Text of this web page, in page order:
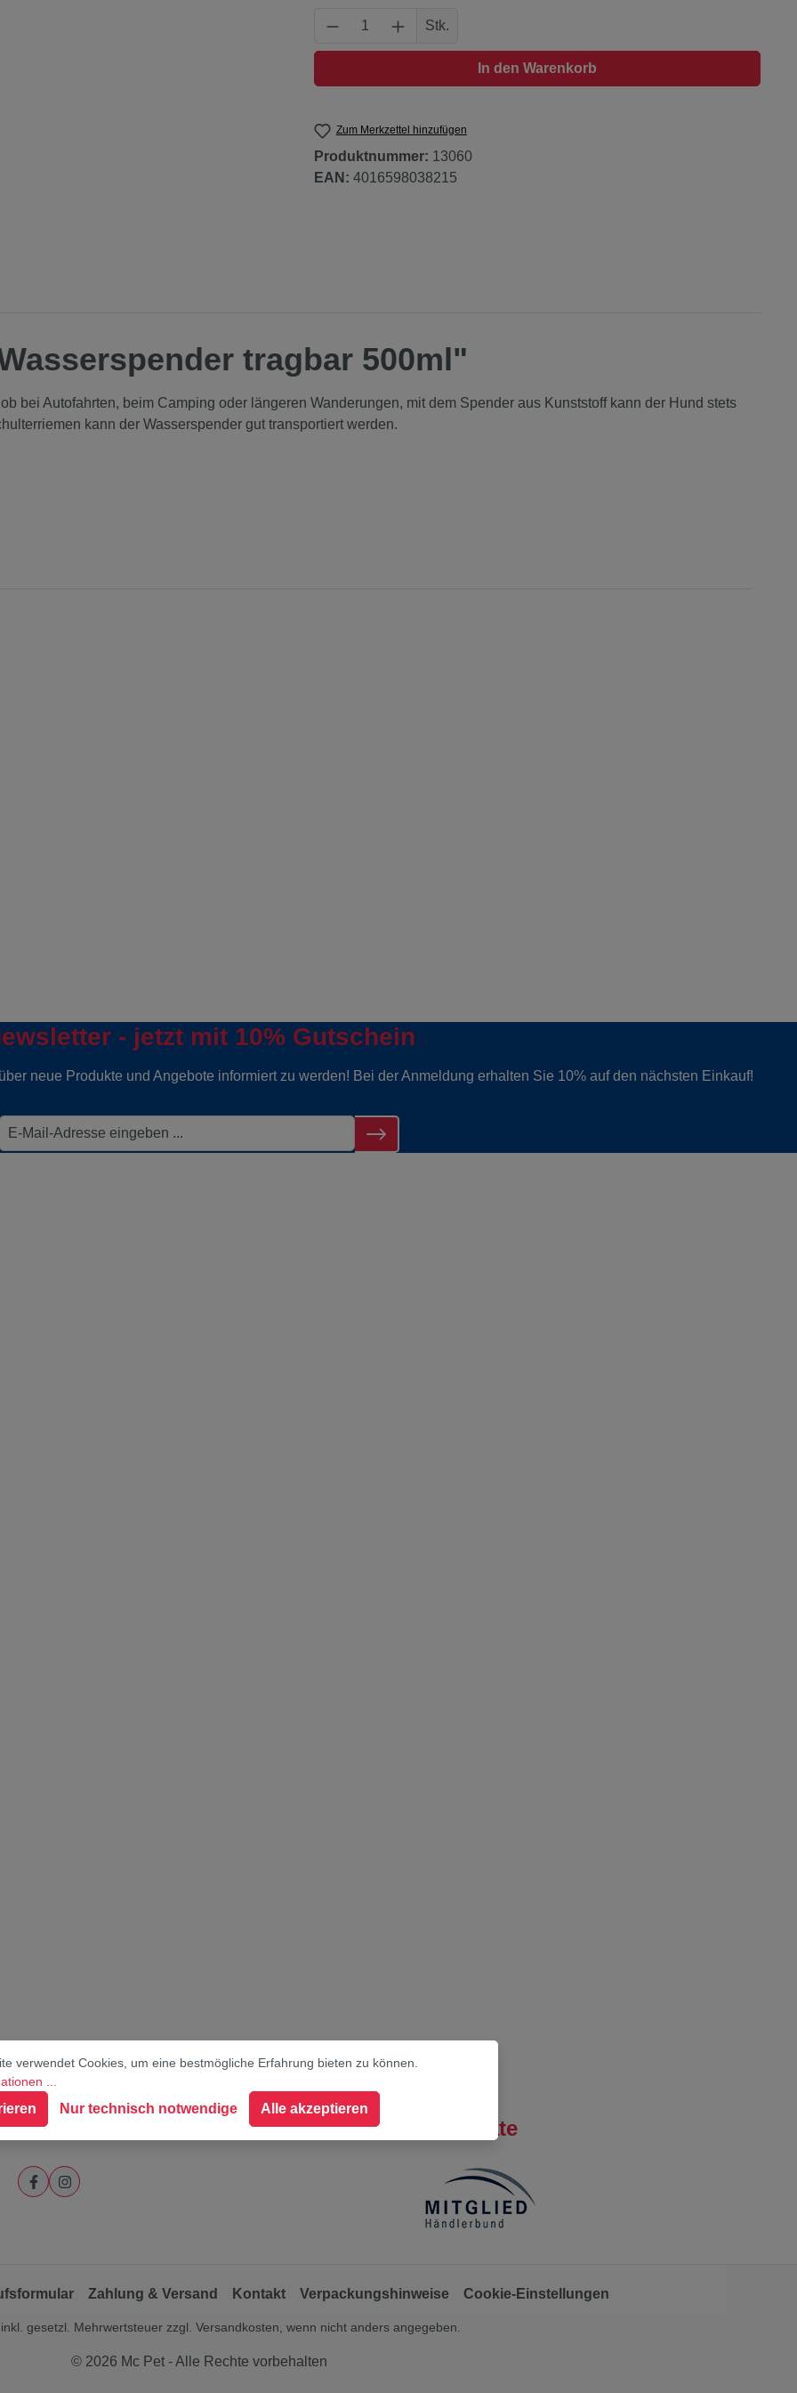
Produkt Anzahl: Gib den gewünschten Wert ein
Stk.
In den Warenkorb
Zum Merkzettel hinzufügen
Produktnummer: 13060
EAN: 4016598038215
tragbar 500ml"
bei Autofahrten, beim Camping oder längeren Wanderungen, mit dem Spender aus Kunststoff kann der Hund stets
kann der Wasserspender gut transportiert werden.
- jetzt mit 10% Gutschein
neue Produkte und Angebote informiert zu werden! Bei der Anmeldung erhalten Sie 10% auf den nächsten Einkauf!
Social Media Zertifikate
Zahlung & Versand Kontakt Verpackungshinweise Cookie-Einstellungen
gesetzl. Mehrwertsteuer zzgl. Versandkosten, wenn nicht anders angegeben.
© 2026 Mc Pet - Alle Rechte vorbehalten
verwendet Cookies, um eine bestmögliche Erfahrung bieten zu können.
...
Nur technisch notwendige Alle akzeptieren